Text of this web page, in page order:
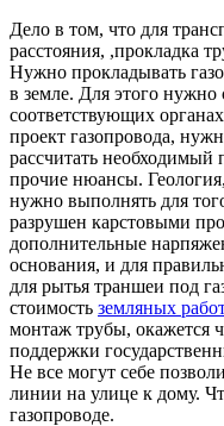
Дело в том, что для
расстояния, ,прокладка
Нужно прокладывать
в земле. Для этого нужно
соответствующих
проект газопровода,
рассчитать необходимый
прочие нюансы.
нужно выполнять для
разрушен карстовыми
дополнительные
основания, и для
для рытья траншеи под
стоимость земляных
монтаж трубы, окажется
поддержки
Не все могут себе
линии на улице к дому.
газопроводе.